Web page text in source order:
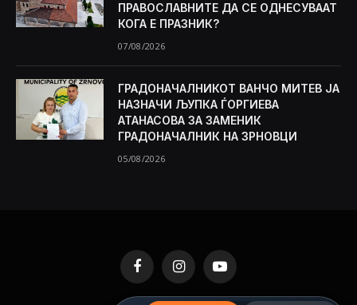
ПРАВОСЛАВНИТЕ ДА СЕ ОДНЕСУВААТ
КОГА Е ПРАЗНИК?
07/08/2026
ГРАДОНАЧАЛНИКОТ ВАНЧО МИТЕВ ЈА
НАЗНАЧИ ЉУПКА ЃОРГИЕВА
АТАНАСОВА ЗА ЗАМЕНИК
ГРАДОНАЧАЛНИК НА ЗРНОВЦИ
05/08/2026
FacebookInstagramYouTube